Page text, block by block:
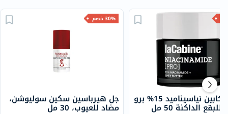
30% خصم
جل هيرباسين سكين سوليوشن،
مضاد للعيوب، 30 مل
كريم لاكابين نياسيناميد 15% برو
الداكنة 50 مل